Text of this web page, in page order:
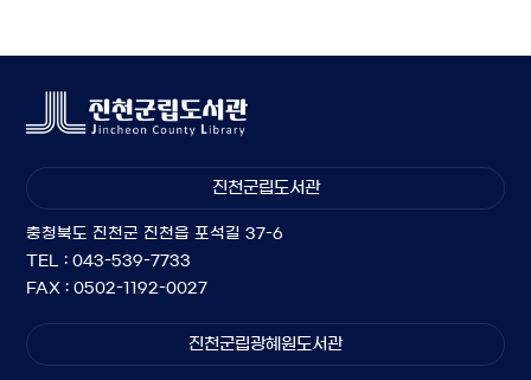
진천군립도서관
충청북도 진천군 진천읍 포석길 37-6
TEL : 043-539-7733
FAX : 0502-1192-0027
진천군립광혜원도서관